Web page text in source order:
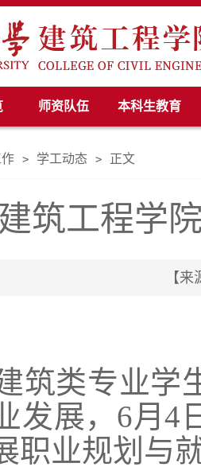
师资队伍 本科生教育
> 学工动态 > 正文
建筑工程学
【
筑类专业学
发展，6月4
职业规划与